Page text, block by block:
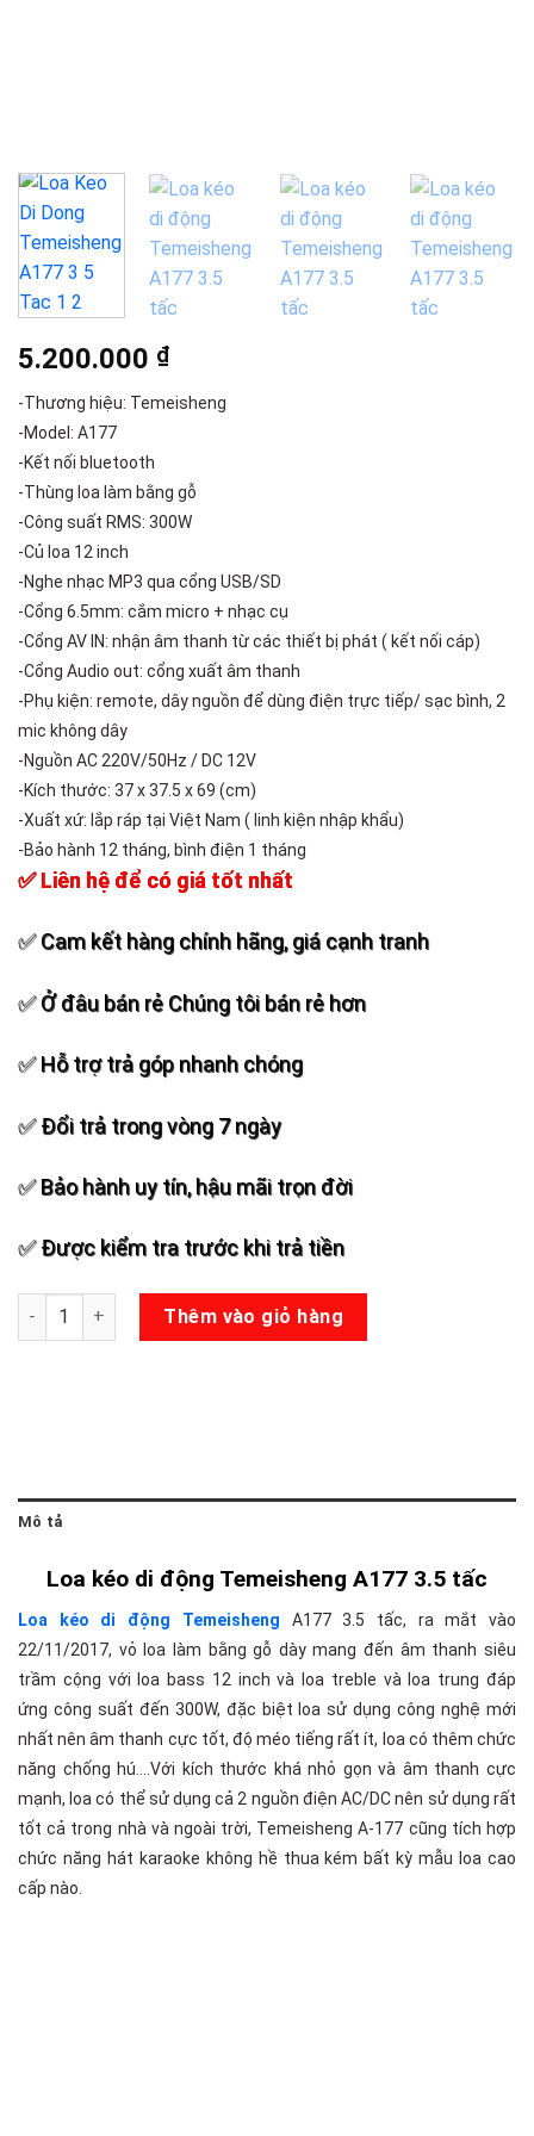
5.200.000 ₫
-Thương hiệu: Temeisheng
-Model: A177
-Kết nối bluetooth
-Thùng loa làm bằng gỗ
-Công suất RMS: 300W
-Củ loa 12 inch
-Nghe nhạc MP3 qua cổng USB/SD
-Cổng 6.5mm: cắm micro + nhạc cụ
-Cổng AV IN: nhận âm thanh từ các thiết bị phát ( kết nối cáp)
-Cổng Audio out: cổng xuất âm thanh
-Phụ kiện: remote, dây nguồn để dùng điện trực tiếp/ sạc bình, 2
mic không dây
-Nguồn AC 220V/50Hz / DC 12V
-Kích thước: 37 x 37.5 x 69 (cm)
-Xuất xứ: lắp ráp tại Việt Nam ( linh kiện nhập khẩu)
-Bảo hành 12 tháng, bình điện 1 tháng
✅ Liên hệ để có giá tốt nhất
✅ Cam kết hàng chính hãng, giá cạnh tranh
✅ Ở đâu bán rẻ Chúng tôi bán rẻ hơn
✅ Hỗ trợ trả góp nhanh chóng
✅ Đổi trả trong vòng 7 ngày
✅ Bảo hành uy tín, hậu mãi trọn đời
✅ Được kiểm tra trước khi trả tiền
Loa kéo Temeisheng A177 số lượng
Thêm vào giỏ hàng
Mô tả
Loa kéo di động Temeisheng A177 3.5 tấc
Loa kéo di động Temeisheng A177 3.5 tấc, ra mắt vào
22/11/2017, vỏ loa làm bằng gỗ dày mang đến âm thanh siêu
trầm cộng với loa bass 12 inch và loa treble và loa trung đáp
ứng công suất đến 300W, đặc biệt loa sử dụng công nghệ mới
nhất nên âm thanh cực tốt, độ méo tiếng rất ít, loa có thêm chức
năng chống hú….Với kích thước khá nhỏ gọn và âm thanh cực
mạnh, loa có thể sử dụng cả 2 nguồn điện AC/DC nên sử dụng rất
tốt cả trong nhà và ngoài trời, Temeisheng A-177 cũng tích hợp
chức năng hát karaoke không hề thua kém bất kỳ mẫu loa cao
cấp nào.